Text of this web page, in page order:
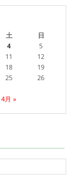
土 日
4月 »
4
5
11
12
18
19
25
26